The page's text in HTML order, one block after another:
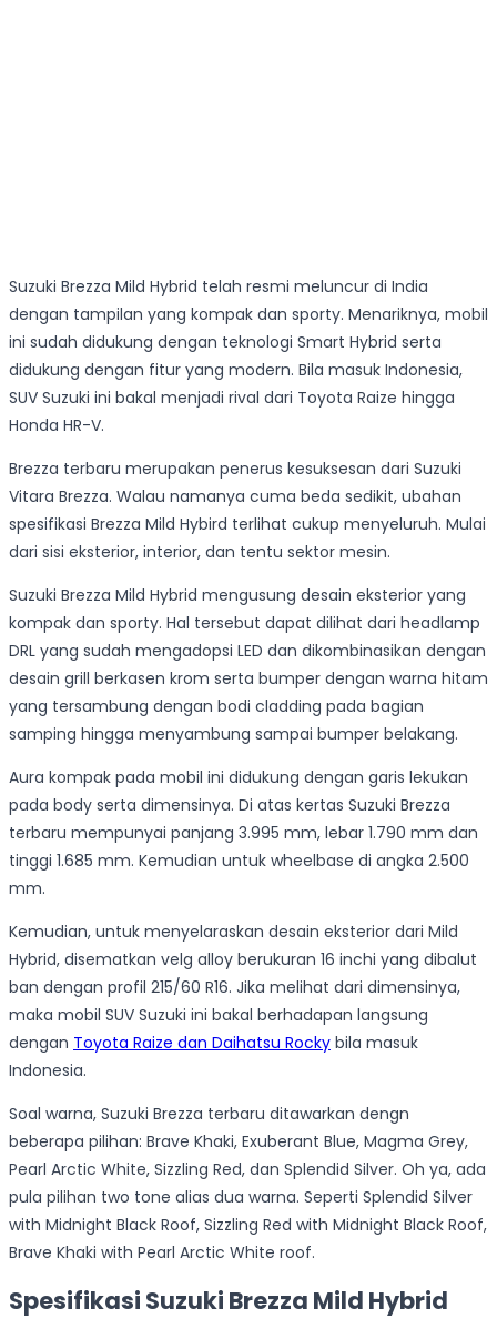
Suzuki Brezza Mild Hybrid telah resmi meluncur di India
dengan tampilan yang kompak dan sporty. Menariknya, mobil
ini sudah didukung dengan teknologi Smart Hybrid serta
didukung dengan fitur yang modern. Bila masuk Indonesia,
SUV Suzuki ini bakal menjadi rival dari Toyota Raize hingga
Honda HR-V.
Brezza terbaru merupakan penerus kesuksesan dari Suzuki
Vitara Brezza. Walau namanya cuma beda sedikit, ubahan
spesifikasi Brezza Mild Hybird terlihat cukup menyeluruh. Mulai
dari sisi eksterior, interior, dan tentu sektor mesin.
Suzuki Brezza Mild Hybrid mengusung desain eksterior yang
kompak dan sporty. Hal tersebut dapat dilihat dari headlamp
DRL yang sudah mengadopsi LED dan dikombinasikan dengan
desain grill berkasen krom serta bumper dengan warna hitam
yang tersambung dengan bodi cladding pada bagian
samping hingga menyambung sampai bumper belakang.
Aura kompak pada mobil ini didukung dengan garis lekukan
pada body serta dimensinya. Di atas kertas Suzuki Brezza
terbaru mempunyai panjang 3.995 mm, lebar 1.790 mm dan
tinggi 1.685 mm. Kemudian untuk wheelbase di angka 2.500
mm.
Kemudian, untuk menyelaraskan desain eksterior dari Mild
Hybrid, disematkan velg alloy berukuran 16 inchi yang dibalut
ban dengan profil 215/60 R16. Jika melihat dari dimensinya,
maka mobil SUV Suzuki ini bakal berhadapan langsung
dengan Toyota Raize dan Daihatsu Rocky bila masuk
Indonesia.
Soal warna, Suzuki Brezza terbaru ditawarkan dengn
beberapa pilihan: Brave Khaki, Exuberant Blue, Magma Grey,
Pearl Arctic White, Sizzling Red, dan Splendid Silver. Oh ya, ada
pula pilihan two tone alias dua warna. Seperti Splendid Silver
with Midnight Black Roof, Sizzling Red with Midnight Black Roof,
Brave Khaki with Pearl Arctic White roof.
Spesifikasi Suzuki Brezza Mild Hybrid